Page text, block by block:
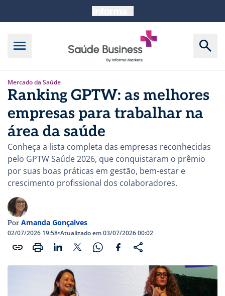
Mercado da Saúde
Ranking GPTW: as melhores
empresas para trabalhar na
área da saúde
Conheça a lista completa das empresas reconhecidas
pelo GPTW Saúde 2026, que conquistaram o prêmio
por suas boas práticas em gestão, bem-estar e
crescimento profissional dos colaboradores.
Por Amanda Gonçalves
02/07/2026 19:58•Atualizado em 03/07/2026 00:02